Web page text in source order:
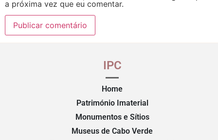
a próxima vez que eu comentar.
IPC
Home
Património Imaterial
Monumentos e Sítios
Museus de Cabo Verde